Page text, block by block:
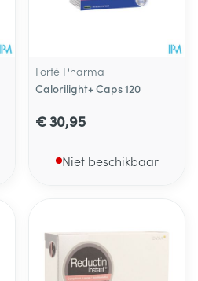
Forté Pharma
Calorilight+ Caps 120
€ 30,95
Niet beschikbaar